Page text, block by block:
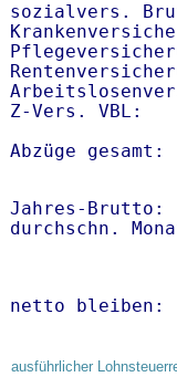
sozialvers.
Z-Vers. VBL:
Abzüge
netto
ausführlicher